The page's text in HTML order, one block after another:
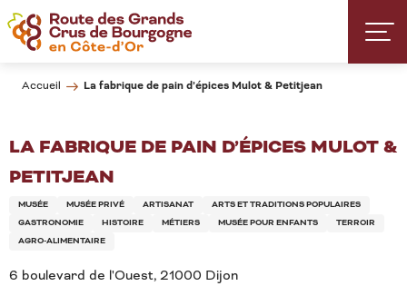
Aller
au
contenu
Accueil La fabrique de pain d’épices Mulot & Petitjean
LA FABRIQUE DE PAIN D’ÉPICES MULOT &
PETITJEAN
MUSÉE MUSÉE PRIVÉ ARTISANAT
ARTS ET TRADITIONS POPULAIRES
GASTRONOMIE
HISTOIRE MÉTIERS MUSÉE POUR ENFANTS
TERROIR
AGRO-ALIMENTAIRE
6 boulevard de l'Ouest, 21000 Dijon